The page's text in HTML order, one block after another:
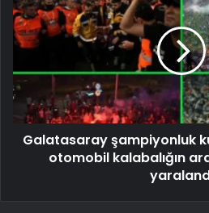
Galatasaray şampiyonluk
otomobil kalabalığın